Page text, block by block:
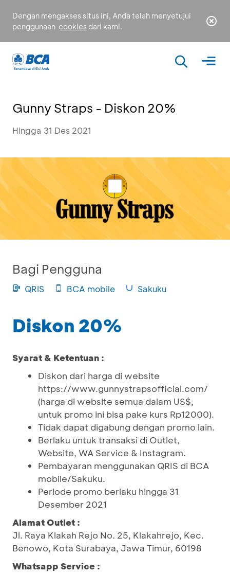
Dengan mengakses situs ini, Anda telah menyetujui
penggunaan cookies dari kami.
Gunny Straps - Diskon 20%
Hingga 31 Des 2021
Bagi Pengguna
QRIS BCA mobile Sakuku
Diskon 20%
Syarat & Ketentuan :
Diskon dari harga di website
https://www.gunnystrapsofficial.com/
(harga di website semua dalam US$,
untuk promo ini bisa pake kurs Rp12000).
Tidak dapat digabung dengan promo lain.
Berlaku untuk transaksi di Outlet,
Website, WA Service & Instagram.
Pembayaran menggunakan QRIS di BCA
mobile/Sakuku.
Periode promo berlaku hingga 31
Desember 2021
Alamat Outlet :
Jl. Raya Klakah Rejo No. 25, Klakahrejo, Kec.
Benowo, Kota Surabaya, Jawa Timur, 60198
Whatsapp Service :